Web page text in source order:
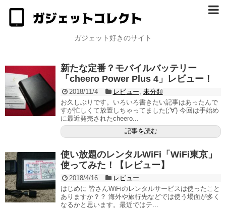
ガジェット好きのサイト
新たな定番？モバイルバッテリー
「cheero Power Plus 4」レビュー！
2018/11/4 レビュー, 未分類
お久しぶりです。いろいろ書きたい記事はあったんで
すが忙しくて放置しちゃってました(;'∀') 今回は手始め
に最近発売されたcheero...
記事を読む
使い放題のレンタルWiFi「WiFi東京」
使ってみた！【レビュー】
2018/4/16
レビュー
はじめに 皆さんWiFiのレンタルサービスは使ったこと
ありますか？？ 海外や旅行先などでは使う場面が多く
なるかと思います。最近ではテ...